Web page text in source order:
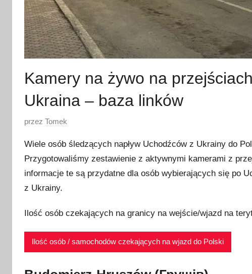
Kamery na żywo na
Ukraina – baza linków
O
u
b
l
i
n
przez Tomek
Wiele osób śledzących napływ Uchodźców z Ukrainy do
Przygotowaliśmy zestawienie z aktywnymi kamerami z
informacje te są przydatne dla osób wybierających się po
z Ukrainy.
Ilość osób czekających na granicy na wejście/wjazd na
Ilość osób / samochodów czekających na wjazd do Polski